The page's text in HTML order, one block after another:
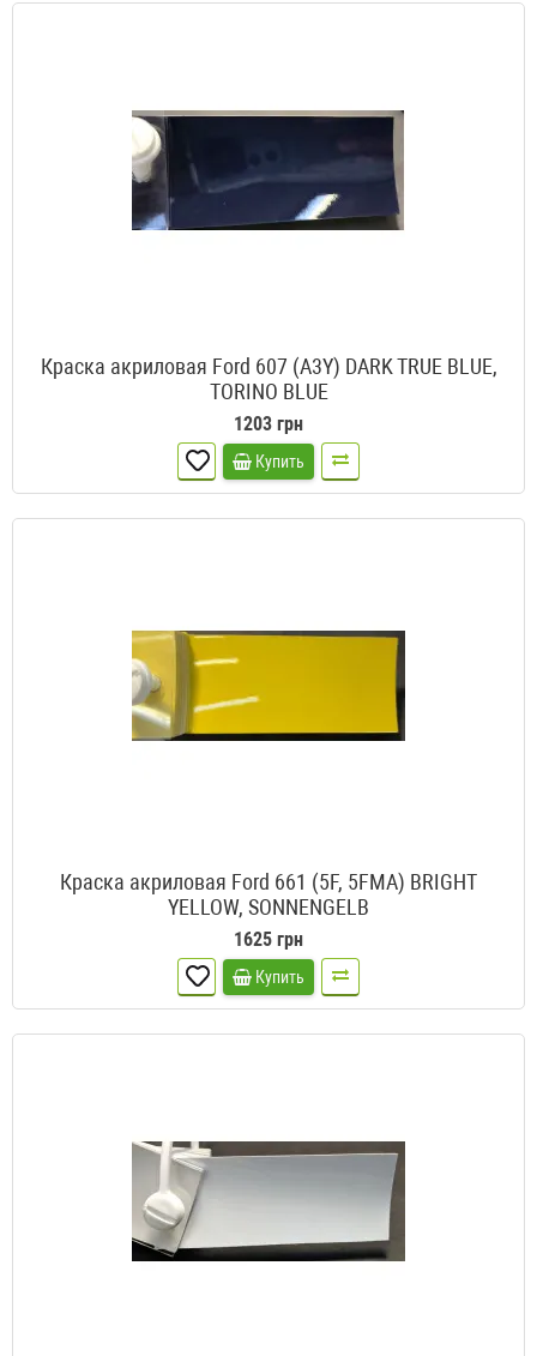
Краска акриловая Ford 607 (A3Y) DARK TRUE BLUE,
TORINO BLUE
1203 грн
Купить
Краска акриловая Ford 661 (5F, 5FMA) BRIGHT
YELLOW, SONNENGELB
1625 грн
Купить